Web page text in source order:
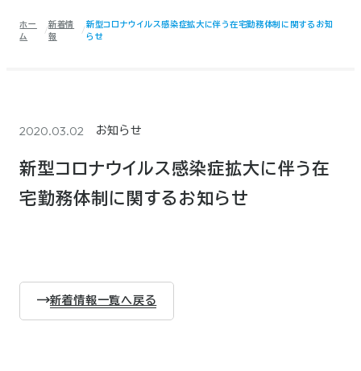
中長期経営計画
IRカレンダー
サイトマッププライバシーポリシー
ホー
ム
新着情
報
新型コロナウイルス感染症拡大に伴う在宅勤務体制に関するお知
らせ
新着情報一覧へ戻る
2020.03.02 お知らせ
新型コロナウイルス感染症拡大に伴う在
宅勤務体制に関するお知らせ